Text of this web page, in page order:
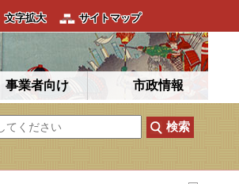
文字拡大 サイトマップ
事業者向け 市政情報